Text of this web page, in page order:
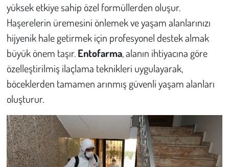
yüksek etkiye sahip özel formüllerden oluşur.
Haşerelerin üremesini önlemek ve yaşam alanlarınızı
hijyenik hale getirmek için profesyonel destek almak
büyük önem taşır.Entofarma, alanın ihtiyacına göre
özelleştirilmiş ilaçlama teknikleri uygulayarak,
böceklerden tamamen arınmış güvenli yaşam alanları
oluşturur.